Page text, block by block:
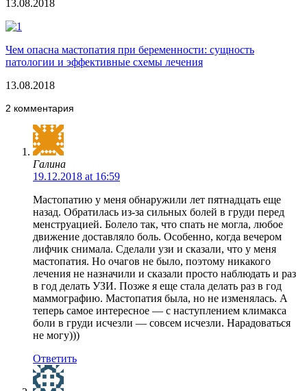
13.08.2018
Чем опасна мастопатия при беременности: сущность
патологии и эффективные схемы лечения
13.08.2018
2 комментария
Галина
19.12.2018 at 16:59
Мастопатию у меня обнаружили лет пятнадцать еще
назад. Обратилась из-за сильных болей в груди перед
менструацией. Болело так, что спать не могла, любое
движение доставляло боль. Особенно, когда вечером
лифчик снимала. Сделали узи и сказали, что у меня
мастопатия. Но очагов не было, поэтому никакого
лечения не назначили и сказали просто наблюдать и раз
в год делать УЗИ. Позже я еще стала делать раз в год
маммографию. Мастопатия была, но не изменялась. А
теперь самое интересное — с наступлением климакса
боли в груди исчезли — совсем исчезли. Нарадоваться
не могу)))
Ответить